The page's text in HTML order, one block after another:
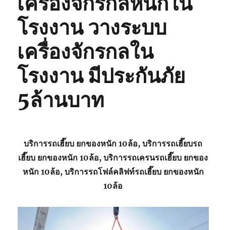
โรงงาน วางระบบ
เครื่องจักรกลใน
โรงงาน มีประกันภัย
5ล้านบาท
บริการรถเฮี๊ยบ ยกของหนัก 10ล้อ, บริการรถเฮี๊ยบรถ
เฮี๊ยบ ยกของหนัก 10ล้อ, บริการรถเครนรถเฮี๊ยบ ยกของ
หนัก 10ล้อ, บริการรถโฟล์คลิฟท์รถเฮี๊ยบ ยกของหนัก
10ล้อ